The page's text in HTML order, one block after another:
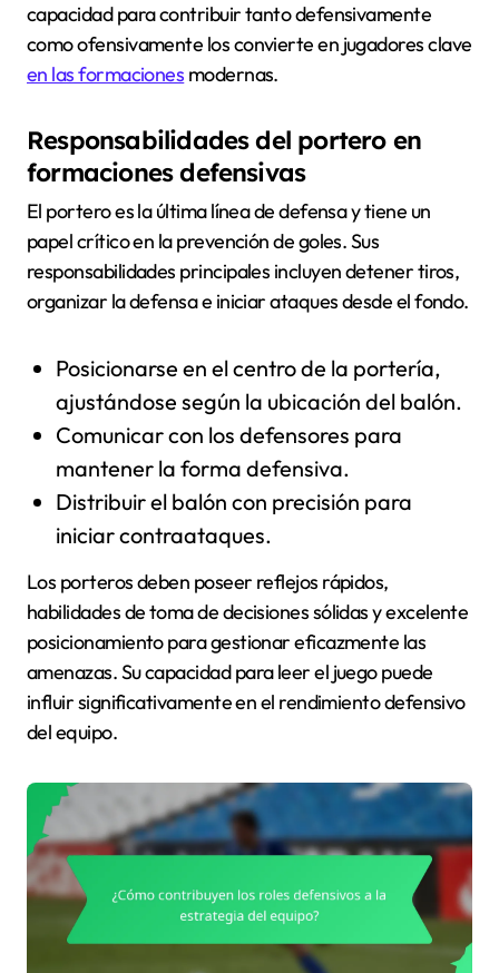
capacidad para contribuir tanto defensivamente
como ofensivamente los convierte en jugadores clave
en las formaciones modernas.
Responsabilidades del portero en
formaciones defensivas
El portero es la última línea de defensa y tiene un
papel crítico en la prevención de goles. Sus
responsabilidades principales incluyen detener tiros,
organizar la defensa e iniciar ataques desde el fondo.
Posicionarse en el centro de la portería,
ajustándose según la ubicación del balón.
Comunicar con los defensores para
mantener la forma defensiva.
Distribuir el balón con precisión para
iniciar contraataques.
Los porteros deben poseer reflejos rápidos,
habilidades de toma de decisiones sólidas y excelente
posicionamiento para gestionar eficazmente las
amenazas. Su capacidad para leer el juego puede
influir significativamente en el rendimiento defensivo
del equipo.